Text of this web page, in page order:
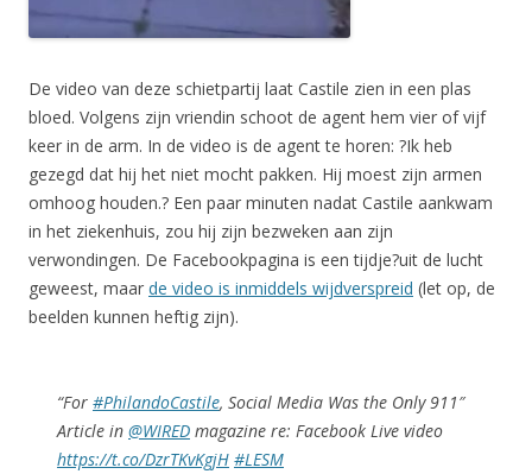
De video van deze schietpartij laat Castile zien in een plas
bloed. Volgens zijn vriendin schoot de agent hem vier of vijf
keer in de arm. In de video is de agent te horen: ?Ik heb
gezegd dat hij het niet mocht pakken. Hij moest zijn armen
omhoog houden.? Een paar minuten nadat Castile aankwam
in het ziekenhuis, zou hij zijn bezweken aan zijn
verwondingen. De Facebookpagina is een tijdje?uit de lucht
geweest, maar de video is inmiddels wijdverspreid (let op, de
beelden kunnen heftig zijn).
“For #PhilandoCastile, Social Media Was the Only 911″
Article in @WIRED magazine re: Facebook Live video
https://t.co/DzrTKvKgjH #LESM